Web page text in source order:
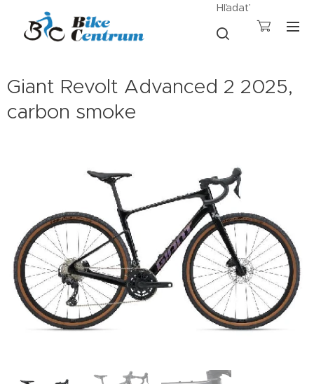
Hľadať
Giant Revolt Advanced 2 2025,
carbon smoke